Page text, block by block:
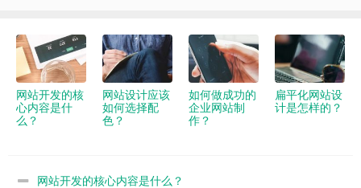
网站开发的核
心内容是什
么？
网站设计应该
如何选择配
色？
如何做成功的
企业网站制
作？
扁平化网站设
计是怎样的？
网站开发的核心内容是什么？